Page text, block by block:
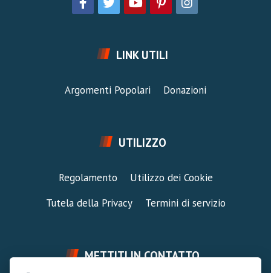
LINK UTILI
Argomenti Popolari Donazioni
UTILIZZO
Regolamento
Utilizzo dei Cookie
Tutela della Privacy
Termini di servizio
METTITI IN CONTATTO